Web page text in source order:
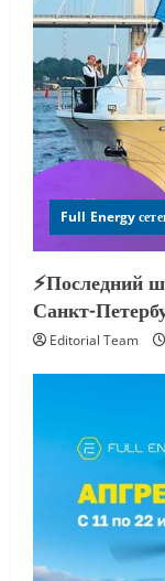
Full Energy
⚡️Последний
Санкт-
Editorial Team